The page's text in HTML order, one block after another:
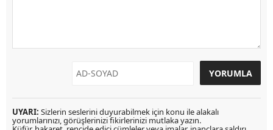
UYARI: Sizlerin seslerini duyurabilmek için konu ile alakalı
yorumlarınızı, görüşlerinizi fikirlerinizi mutlaka yazın.